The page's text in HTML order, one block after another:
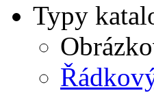
Typy